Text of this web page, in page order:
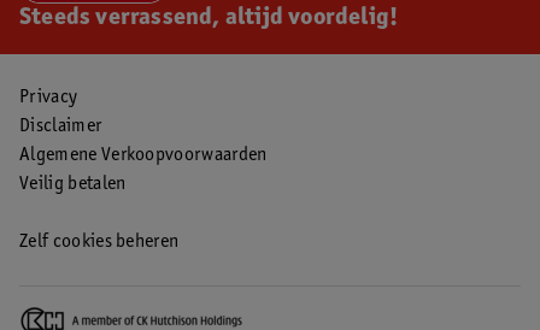
Steeds verrassend, altijd voordelig!
Privacy
Disclaimer
Algemene Verkoopvoorwaarden
Veilig betalen
Zelf cookies beheren